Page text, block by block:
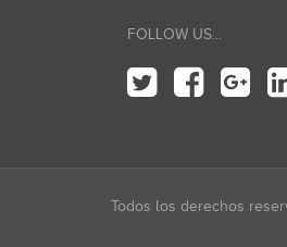
FOLLOW US...
Todos los derechos